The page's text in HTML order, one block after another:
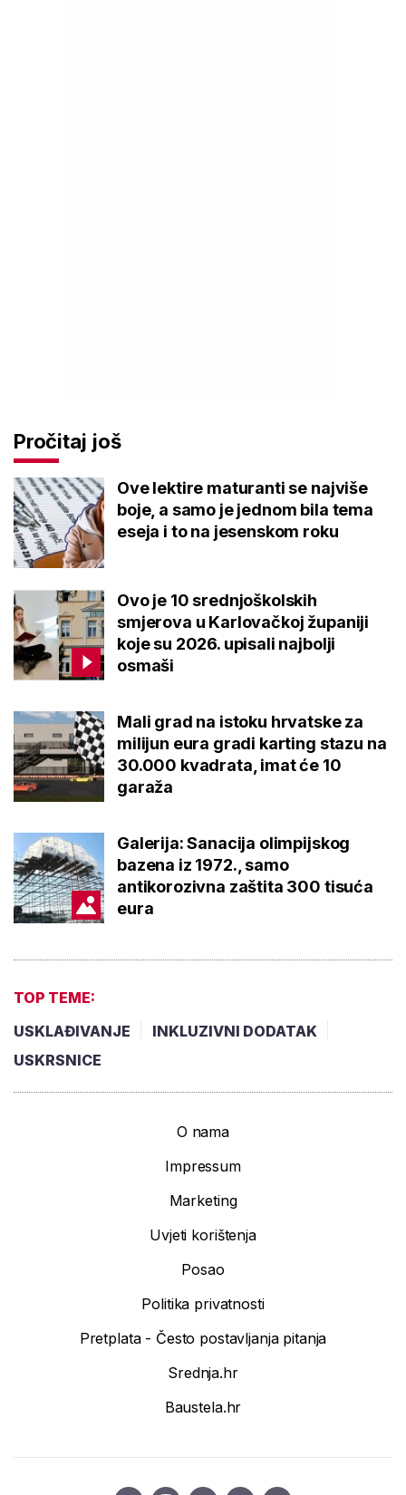
Pročitaj još
Ove lektire maturanti se najviše
boje, a samo je jednom bila tema
eseja i to na jesenskom roku
Ovo je 10 srednjoškolskih
smjerova u Karlovačkoj županiji
koje su 2026. upisali najbolji
osmaši
Mali grad na istoku hrvatske za
milijun eura gradi karting stazu na
30.000 kvadrata, imat će 10
garaža
Galerija: Sanacija olimpijskog
bazena iz 1972., samo
antikorozivna zaštita 300 tisuća
eura
TOP TEME:
USKLAĐIVANJE
INKLUZIVNI DODATAK
USKRSNICE
O nama
Impressum
Marketing
Uvjeti korištenja
Posao
Politika privatnosti
Pretplata - Često postavljanja pitanja
Srednja.hr
Baustela.hr